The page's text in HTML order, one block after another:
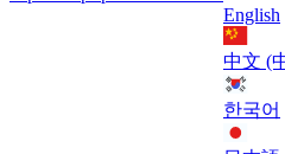
English
中文 (
한국어